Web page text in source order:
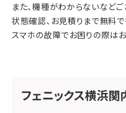
また、機種がわからないなどご
状態確認、お見積りまで無料
スマホの故障でお困りの際は
フェニックス横浜関